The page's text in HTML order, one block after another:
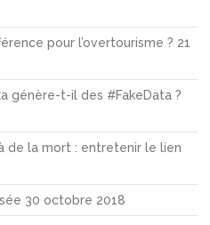
pour l’overtourisme ? 21
génère-t-il des #FakeData ?
de la mort : entretenir le lien
30 octobre 2018